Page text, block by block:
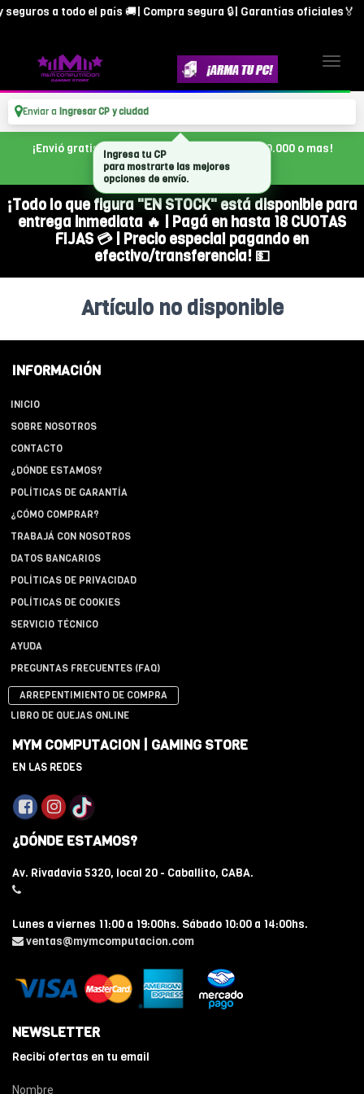
a todo el país 🚚| Compra segura 🔒| Garantías oficiales🏅
Enviar a Ingresar CP y ciudad
¡Envió gratis en CABA, con tu compra de $300.000 o mas!
¡Todo lo que figura "EN STOCK" está disponible para
entrega inmediata 🔥 | Pagá en hasta 18 CUOTAS
FIJAS 💳 | Precio especial pagando en
efectivo/transferencia! 💵
Artículo no disponible
INFORMACIÓN
INICIO
SOBRE NOSOTROS
CONTACTO
¿DÓNDE ESTAMOS?
POLÍTICAS DE GARANTÍA
¿CÓMO COMPRAR?
TRABAJÁ CON NOSOTROS
DATOS BANCARIOS
POLÍTICAS DE PRIVACIDAD
POLÍTICAS DE COOKIES
SERVICIO TÉCNICO
AYUDA
PREGUNTAS FRECUENTES (FAQ)
ARREPENTIMIENTO DE COMPRA
LIBRO DE QUEJAS ONLINE
MYM COMPUTACION | GAMING STORE
EN LAS REDES
¿DÓNDE ESTAMOS?
Av. Rivadavia 5320, local 20 - Caballito, CABA.
Lunes a viernes 11:00 a 19:00hs. Sábado 10:00 a 14:00hs.
ventas@mymcomputacion.com
NEWSLETTER
Recibí ofertas en tu email
Ingresa tu CP
para mostrarte las mejores
opciones de envío.